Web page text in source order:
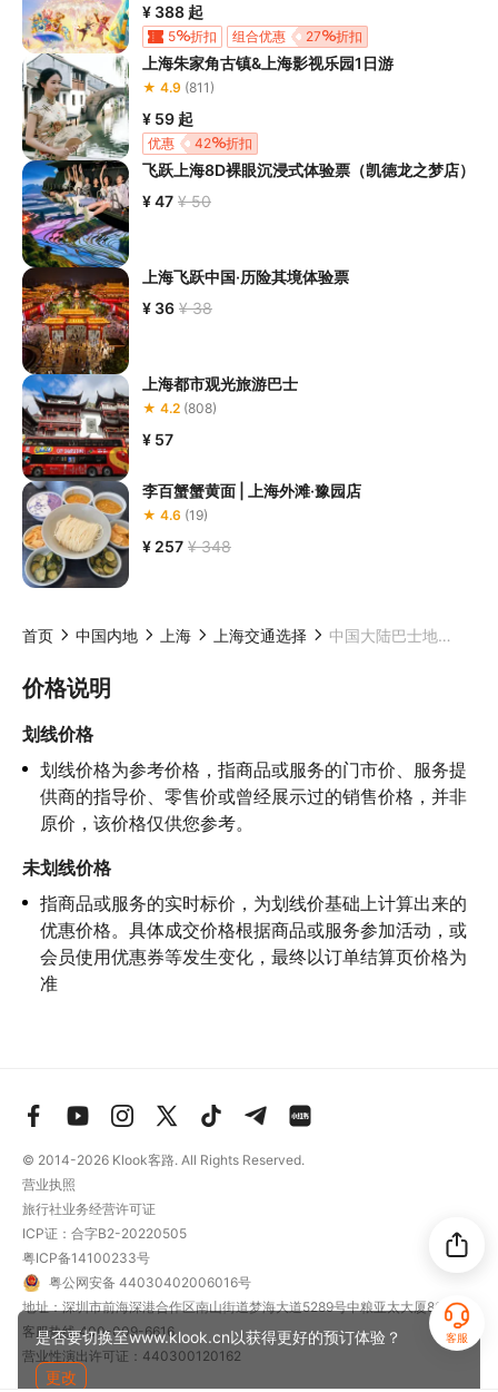
是否要切换至www.klook.cn以获得更好的预订体验？
更改
¥ 388 起
5 折扣 27 折扣
组合优惠
上海朱家角古镇&上海影视乐园1日游
★ 4.9 (811)
¥ 59 起
42 折扣
优惠
飞跃上海8D裸眼沉浸式体验票（凯德龙之梦店）
¥ 47 ¥ 50
上海飞跃中国·历险其境体验票
¥ 36 ¥ 38
上海都市观光旅游巴士
★ 4.2 (808)
¥ 57
李百蟹蟹黄面 | 上海外滩·豫园店
★ 4.6 (19)
¥ 257 ¥ 348
首页 中国内地 上海 上海交通选择 中国大陆巴士地铁一卡通
价格说明
划线价格
划线价格为参考价格，指商品或服务的门市价、服务提
供商的指导价、零售价或曾经展示过的销售价格，并非
原价，该价格仅供您参考。
未划线价格
指商品或服务的实时标价，为划线价基础上计算出来的
优惠价格。具体成交价格根据商品或服务参加活动，或
会员使用优惠券等发生变化，最终以订单结算页价格为
准
客服
© 2014-2026 Klook客路. All Rights Reserved.
营业执照
旅行社业务经营许可证
ICP证：合字B2-20220505
粤ICP备14100233号
粤公网安备 44030402006016号
地址：深圳市前海深港合作区南山街道梦海大道5289号中粮亚太大厦801
客服热线 400-009-6616
营业性演出许可证：440300120162